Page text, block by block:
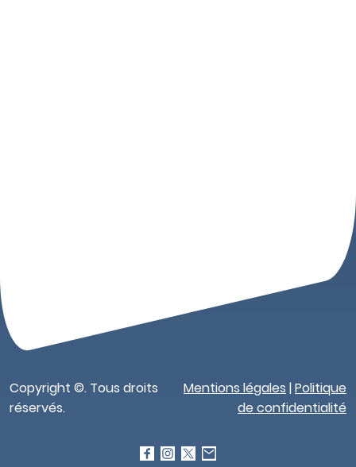
Copyright ©. Tous droits
réservés.
Mentions légales |Politique
de confidentialité